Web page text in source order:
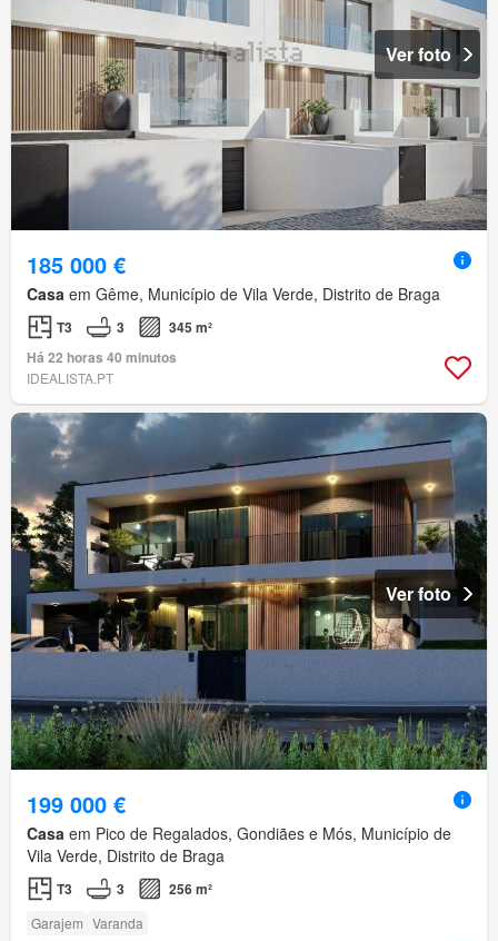
Ver foto
185 000 €
Casa em Gême, Município de Vila Verde, Distrito de Braga
T3 3
345 m²
Há 22 horas 40 minutos
IDEALISTA.PT
Ver foto
199 000 €
Casa em Pico de Regalados, Gondiães e Mós, Município de
Vila Verde, Distrito de Braga
T3 3 256 m²
Garajem Varanda